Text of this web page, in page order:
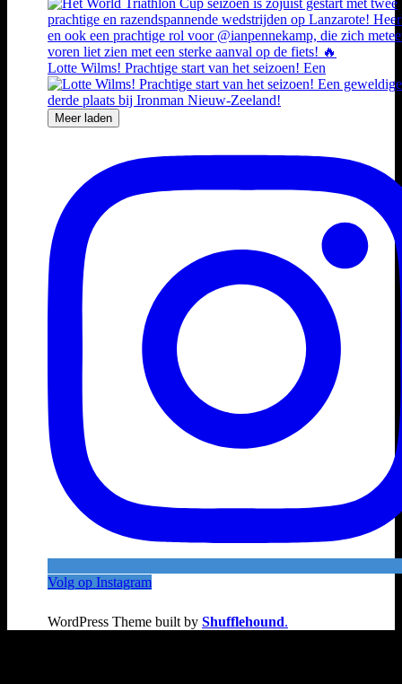
Lotte Wilms! Prachtige start van het seizoen! Een
Meer laden
Volg op Instagram
WordPress Theme built by Shufflehound.